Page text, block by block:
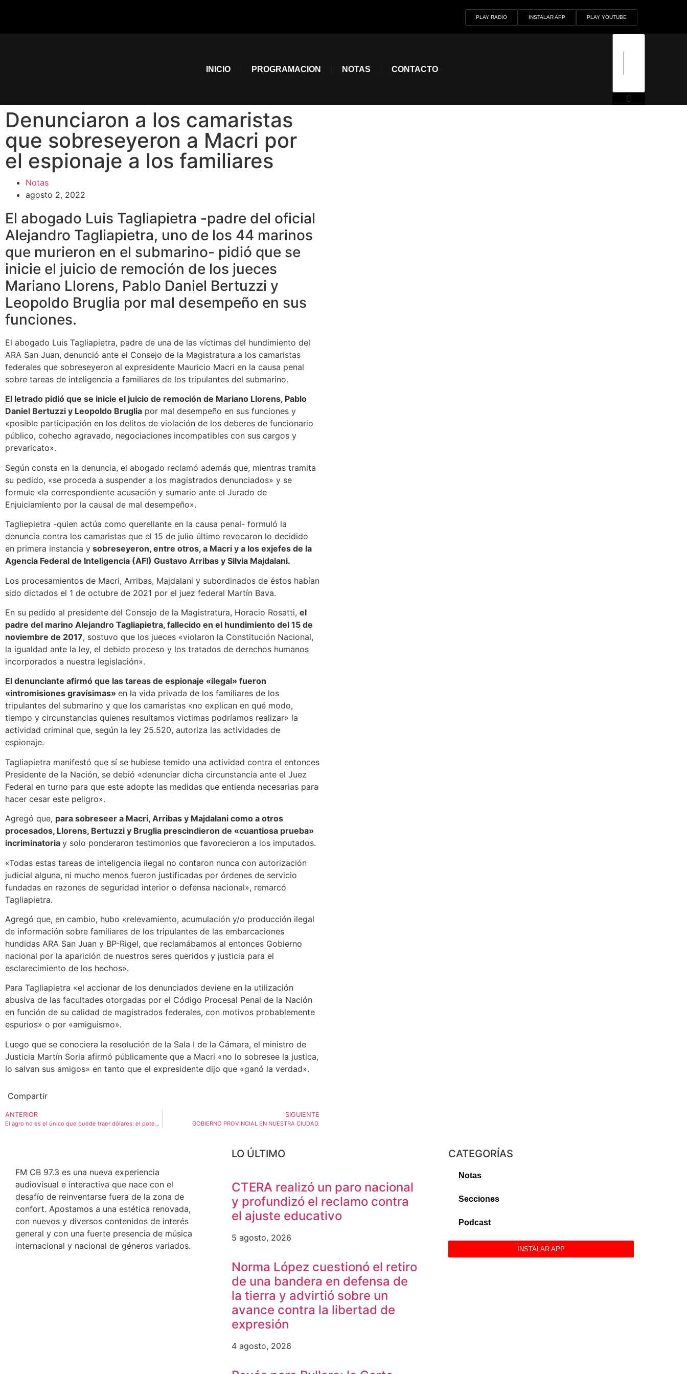
PLAY RADIO INSTALAR APP PLAY YOUTUBE
INICIO PROGRAMACION NOTAS CONTACTO
Denunciaron a los camaristas
que sobreseyeron a Macri por
el espionaje a los familiares
Notas
agosto 2, 2022
El abogado Luis Tagliapietra -padre del oficial
Alejandro Tagliapietra, uno de los 44 marinos
que murieron en el submarino- pidió que se
inicie el juicio de remoción de los jueces
Mariano Llorens, Pablo Daniel Bertuzzi y
Leopoldo Bruglia por mal desempeño en sus
funciones.
El abogado Luis Tagliapietra, padre de una de las víctimas del hundimiento del
ARA San Juan, denunció ante el Consejo de la Magistratura a los camaristas
federales que sobreseyeron al expresidente Mauricio Macri en la causa penal
sobre tareas de inteligencia a familiares de los tripulantes del submarino.
El letrado pidió que se inicie el juicio de remoción de Mariano Llorens, Pablo
Daniel Bertuzzi y Leopoldo Bruglia por mal desempeño en sus funciones y
«posible participación en los delitos de violación de los deberes de funcionario
público, cohecho agravado, negociaciones incompatibles con sus cargos y
prevaricato».
Según consta en la denuncia, el abogado reclamó además que, mientras tramita
su pedido, «se proceda a suspender a los magistrados denunciados» y se
formule «la correspondiente acusación y sumario ante el Jurado de
Enjuiciamiento por la causal de mal desempeño».
Tagliepietra -quien actúa como querellante en la causa penal- formuló la
denuncia contra los camaristas que el 15 de julio último revocaron lo decidido
en primera instancia y sobreseyeron, entre otros, a Macri y a los exjefes de la
Agencia Federal de Inteligencia (AFI) Gustavo Arribas y Silvia Majdalani.
Los procesamientos de Macri, Arribas, Majdalani y subordinados de éstos habían
sido dictados el 1 de octubre de 2021 por el juez federal Martín Bava.
En su pedido al presidente del Consejo de la Magistratura, Horacio Rosatti, el
padre del marino Alejandro Tagliapietra, fallecido en el hundimiento del 15 de
noviembre de 2017, sostuvo que los jueces «violaron la Constitución Nacional,
la igualdad ante la ley, el debido proceso y los tratados de derechos humanos
incorporados a nuestra legislación».
El denunciante afirmó que las tareas de espionaje «ilegal» fueron
«intromisiones gravísimas» en la vida privada de los familiares de los
tripulantes del submarino y que los camaristas «no explican en qué modo,
tiempo y circunstancias quienes resultamos victimas podríamos realizar» la
actividad criminal que, según la ley 25.520, autoriza las actividades de
espionaje.
Tagliapietra manifestó que sí se hubiese temido una actividad contra el entonces
Presidente de la Nación, se debió «denunciar dicha circunstancia ante el Juez
Federal en turno para que este adopte las medidas que entienda necesarias para
hacer cesar este peligro».
Agregó que, para sobreseer a Macri, Arribas y Majdalani como a otros
procesados, Llorens, Bertuzzi y Bruglia prescindieron de «cuantiosa prueba»
incriminatoria y solo ponderaron testimonios que favorecieron a los imputados.
«Todas estas tareas de inteligencia ilegal no contaron nunca con autorización
judicial alguna, ni mucho menos fueron justificadas por órdenes de servicio
fundadas en razones de seguridad interior o defensa nacional», remarcó
Tagliapietra.
Agregó que, en cambio, hubo «relevamiento, acumulación y/o producción ilegal
de información sobre familiares de los tripulantes de las embarcaciones
hundidas ARA San Juan y BP-Rigel, que reclamábamos al entonces Gobierno
nacional por la aparición de nuestros seres queridos y justicia para el
esclarecimiento de los hechos».
Para Tagliapietra «el accionar de los denunciados deviene en la utilización
abusiva de las facultades otorgadas por el Código Procesal Penal de la Nación
en función de su calidad de magistrados federales, con motivos probablemente
espurios» o por «amiguismo».
Luego que se conociera la resolución de la Sala I de la Cámara, el ministro de
Justicia Martín Soria afirmó públicamente que a Macri «no lo sobresee la justica,
lo salvan sus amigos» en tanto que el expresidente dijo que «ganó la verdad».
Compartir
ANTERIOR
El agro no es el único que puede traer dólares: el potencial de la energía y minería
SIGUIENTE
GOBIERNO PROVINCIAL EN NUESTRA CIUDAD.
FM CB 97.3 es una nueva experiencia
audiovisual e interactiva que nace con el
desafío de reinventarse fuera de la zona de
confort. Apostamos a una estética renovada,
con nuevos y diversos contenidos de interés
general y con una fuerte presencia de música
internacional y nacional de géneros variados.
LO ÚLTIMO
CTERA realizó un paro nacional
y profundizó el reclamo contra
el ajuste educativo
5 agosto, 2026
Norma López cuestionó el retiro
de una bandera en defensa de
la tierra y advirtió sobre un
avance contra la libertad de
expresión
4 agosto, 2026
CATEGORÍAS
Notas
Secciones
Podcast
INSTALAR APP